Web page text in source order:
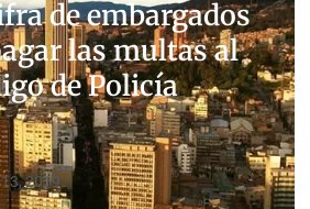
de embargados
las multas al
de Policía
2019